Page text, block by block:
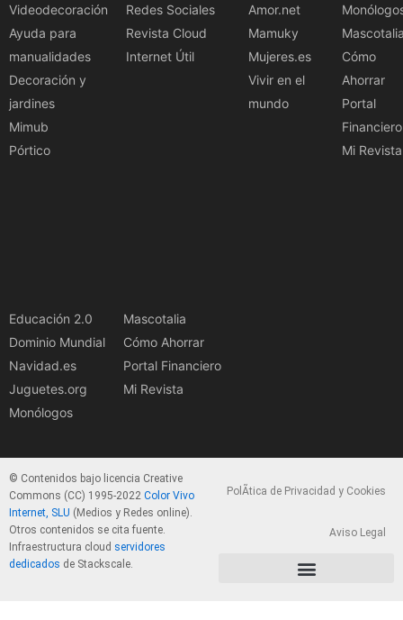
Videodecoración
Ayuda para
manualidades
Decoración y
jardines
Mimub
Pórtico
Redes Sociales
Revista Cloud
Internet Útil
Amor.net
Mamuky
Mujeres.es
Vivir en el
mundo
Cómo
Ahorrar
Portal
Financiero
Mi Revista
Educación 2.0
Dominio Mundial
Navidad.es
Juguetes.org
Monólogos
Mascotalia
Cómo Ahorrar
Portal Financiero
Mi Revista
© Contenidos bajo licencia Creative
Commons (CC) 1995-2022 Color Vivo
Internet, SLU (Medios y Redes online).
Otros contenidos se cita fuente.
Infraestructura cloud servidores
dedicados de Stackscale.
PolÃ­tica de Privacidad y Cookies
Aviso Legal